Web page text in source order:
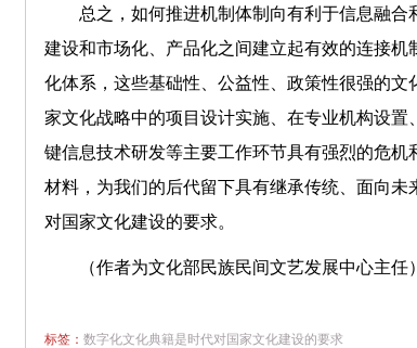
总之，如何推进机制体制向有利于信息融
建设和市场化、产品化之间建立起有效的连接
化体系，这些基础性、公益性、政策性很强的
家文化战略中的项目设计实施、在专业机构设
键信息技术研发等主要工作环节具有强烈的危
材料，为我们的后代留下具有继承传统、面向未
对国家文化建设的要求。
（作者为文化部民族民间文艺发展中心主任）
标签： 数字化文化典籍是时代对国家文化建设的要求